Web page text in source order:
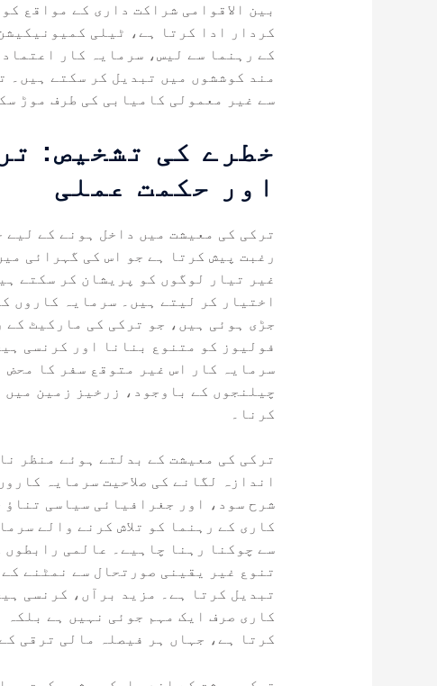
بین الاقوامی شراکت داری کے مواقع
کردار ادا کرتا ہے، ٹیلی
کے رہنما سے لیس، سرمایہ کار
مند کوششوں میں تبدیل کر سکتے ہیں۔
سے غیر معمولی کامیابی کی طرف موڑ
خطرے کی تشخیص:
اور حکمت عملی
ترکی کی معیشت میں داخل ہونے کے
رغبت پیش کرتا ہے جو اس کی گہرائی
غیر تیار لوگوں کو پریشان کر سکتے
اختیار کر لیتے ہیں۔ سرمایہ کاروں
جڑی ہوئی ہیں، جو ترکی کی مارکیٹ
فولیوز کو متنوع بنانا اور کرنسی
سرمایہ کار اس غیر متوقع سفر کا
چیلنجوں کے باوجود، زرخیز زمین
کرنا۔
ترکی کی معیشت کے بدلتے ہوئے منظر
اندازہ لگانے کی صلاحیت سرمایہ
شرح سود، اور جغرافیائی سیاسی
کاری کے رہنما کو تلاش کرنے والے
سے چوکنا رہنا چاہیے۔ عالمی
تنوع غیر یقینی صورتحال سے نمٹنے
تبدیل کرتا ہے۔ مزید برآں، کرنسی
کاری صرف ایک مہم جوئی نہیں ہے
کرتا ہے، جہاں ہر فیصلہ مالی ترقی